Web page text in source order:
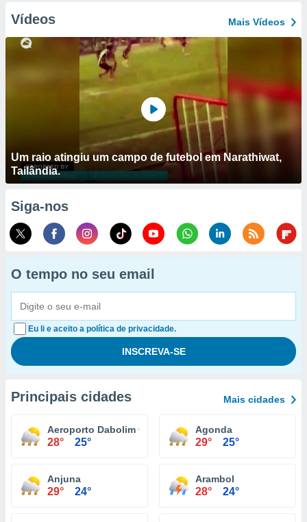
Vídeos Mais Vídeos
Um raio atingiu um campo de futebol em Narathiwat,
Tailândia.
Siga-nos
O tempo no seu email
Eu li e aceito a política de privacidade.
Principais cidades Mais cidades
Aeroporto Dabolim Goa
28° 25°
Agonda
29° 25°
Anjuna
29° 24°
Arambol
28° 24°